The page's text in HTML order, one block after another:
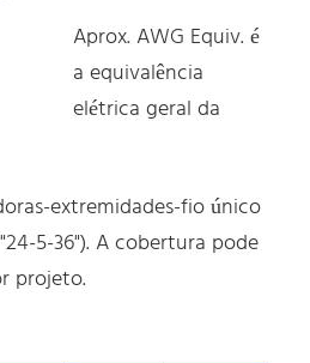
Aprox. AWG Equiv. é
a equivalência
elétrica geral da
extremidades-fio único
5-36"). A cobertura pode
projeto.